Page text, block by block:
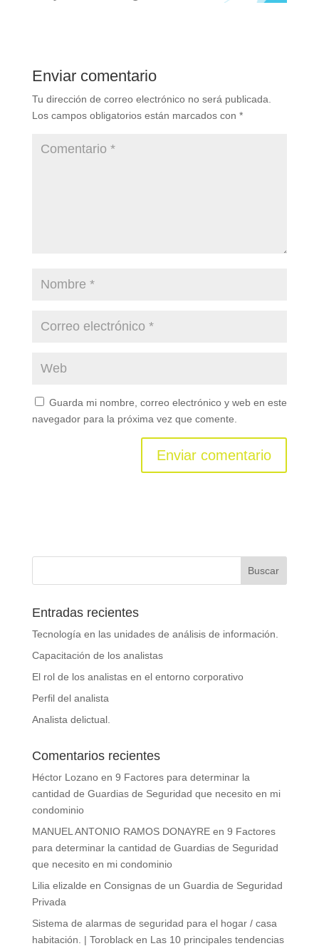
Enviar comentario
Tu dirección de correo electrónico no será publicada.
Los campos obligatorios están marcados con *
Guarda mi nombre, correo electrónico y web en este
navegador para la próxima vez que comente.
Entradas recientes
Tecnología en las unidades de análisis de información.
Capacitación de los analistas
El rol de los analistas en el entorno corporativo
Perfil del analista
Analista delictual.
Comentarios recientes
Héctor Lozanoen 9 Factores para determinar la
cantidad de Guardias de Seguridad que necesito en mi
condominio
MANUEL ANTONIO RAMOS DONAYREen 9 Factores
para determinar la cantidad de Guardias de Seguridad
que necesito en mi condominio
Lilia elizalde en Consignas de un Guardia de Seguridad
Privada
Sistema de alarmas de seguridad para el hogar / casa
habitación. | Toroblacken Las 10 principales tendencias